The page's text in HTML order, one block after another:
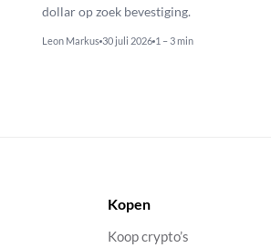
dollar op zoek bevestiging.
Leon Markus 30 juli 2026 1 – 3 min
Kopen
Koop crypto’s